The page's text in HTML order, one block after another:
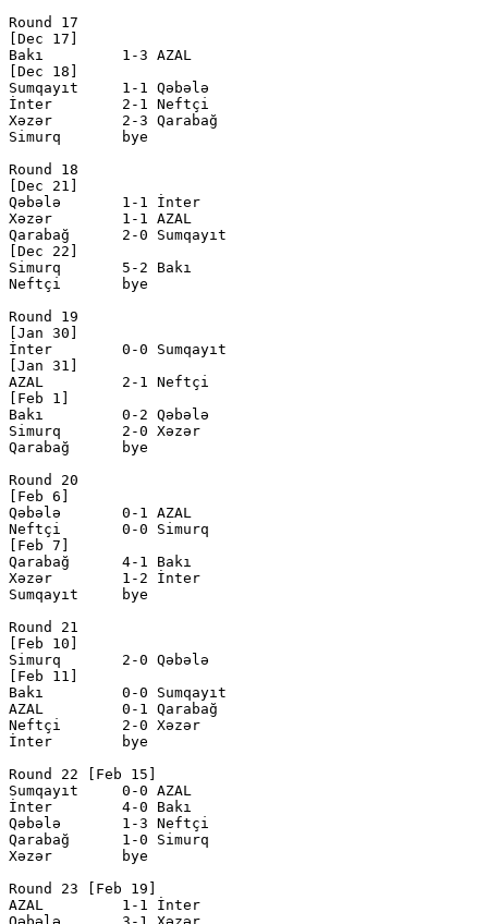
Round 17
[Dec 17]
Bakı         1-3 AZAL
[Dec 18]
Sumqayıt     1-1 Qəbələ
İnter        2-1 Neftçi
Xəzər        2-3 Qarabağ
Simurq       bye
Round 18
[Dec 21]
Qəbələ       1-1 İnter
Xəzər        1-1 AZAL
Qarabağ      2-0 Sumqayıt
[Dec 22]
Simurq       5-2 Bakı
Neftçi       bye
Round 19
[Jan 30]
İnter        0-0 Sumqayıt
[Jan 31]
AZAL         2-1 Neftçi
[Feb 1]
Bakı         0-2 Qəbələ
Simurq       2-0 Xəzər
Qarabağ      bye
Round 20
[Feb 6]
Qəbələ       0-1 AZAL
Neftçi       0-0 Simurq
[Feb 7]
Qarabağ      4-1 Bakı
Xəzər        1-2 İnter
Sumqayıt     bye
Round 21
[Feb 10]
Simurq       2-0 Qəbələ
[Feb 11]
Bakı         0-0 Sumqayıt
AZAL         0-1 Qarabağ
Neftçi       2-0 Xəzər
İnter        bye
Round 22 [Feb 15]
Sumqayıt     0-0 AZAL
İnter        4-0 Bakı
Qəbələ       1-3 Neftçi
Qarabağ      1-0 Simurq
Xəzər        bye
Round 23 [Feb 19]
AZAL         1-1 İnter